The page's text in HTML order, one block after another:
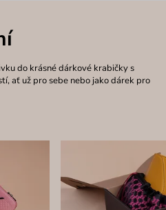
do krásné dárkové krabičky s
ať už pro sebe nebo jako dárek pro